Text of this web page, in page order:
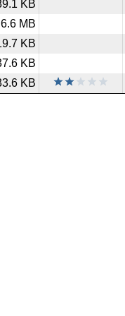
KB
6.6 MB
KB
KB
KB